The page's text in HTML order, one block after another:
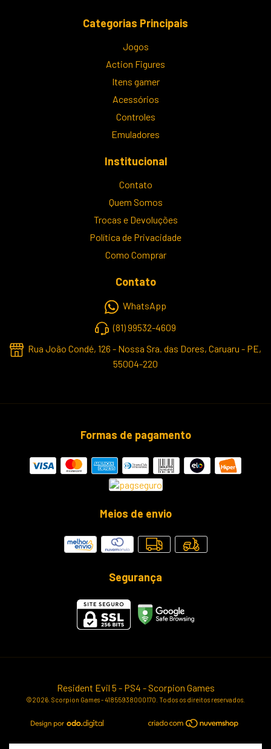
Categorias Principais
Jogos
Action Figures
Itens gamer
Acessórios
Controles
Emuladores
Institucional
Contato
Quem Somos
Trocas e Devoluções
Política de Privacidade
Como Comprar
Contato
WhatsApp
(81) 99532-4609
Rua João Condé, 126 - Nossa Sra. das Dores, Caruaru - PE,
55004-220
Formas de pagamento
Meios de envio
Segurança
Resident Evil 5 - PS4 - Scorpion Games
©2026. Scorpion Games - 41855938000170. Todos os direitos reservados.